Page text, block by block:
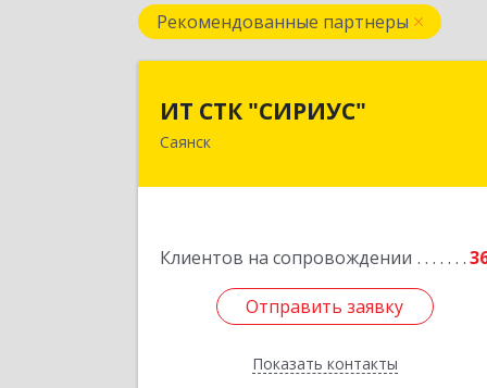
Рекомендованные партнеры
ИТ СТК "СИРИУС"
Саянск
Клиентов на сопровождении
Отправить заявку
Показать контакты
Отправить заявку
Назад